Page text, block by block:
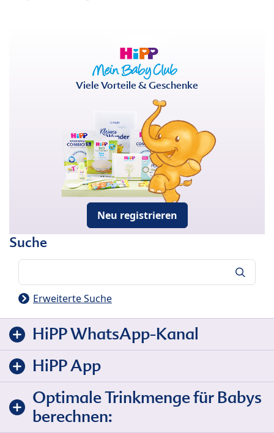
Viele Vorteile & Geschenke
Neu registrieren
Suche
Erweiterte Suche
HiPP WhatsApp-Kanal
HiPP App
Optimale Trinkmenge für Babys
berechnen: